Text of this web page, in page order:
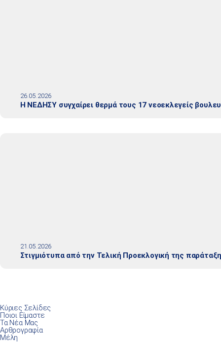
26.05.2026
Η ΝΕΔΗΣΥ συγχαίρει θερμά τους 17 νεοεκλεγείς
21.05.2026
Στιγμιότυπα από την Τελική Προεκλογική της
Κύριες Σελίδες
Ποιοι Είμαστε
Τα Νέα Μας
Αρθρογραφία
Μέλη